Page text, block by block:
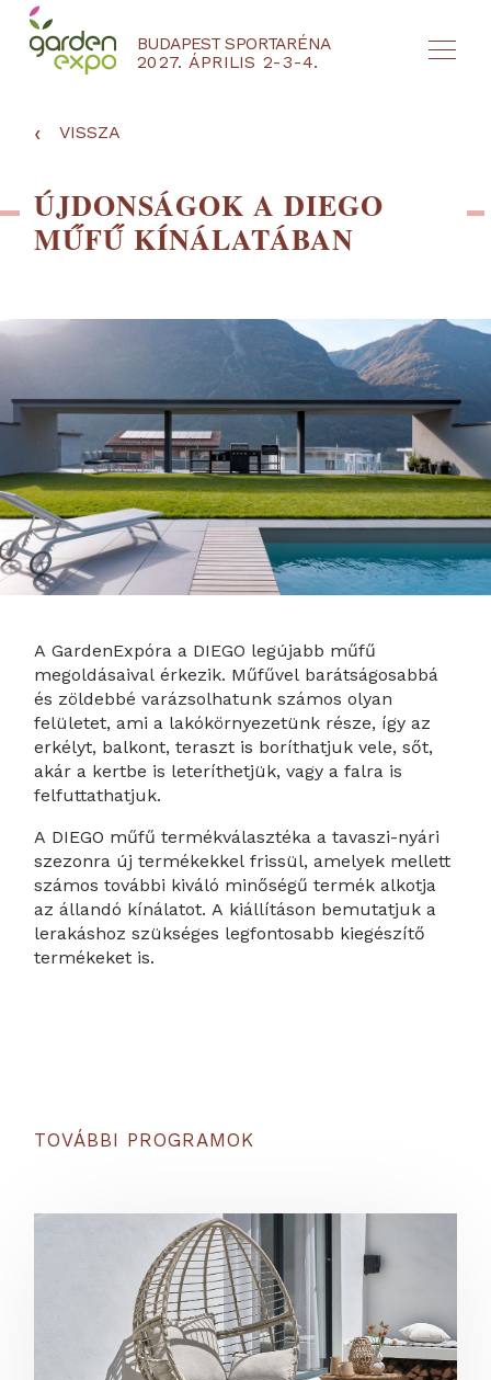
BUDAPEST SPORTARÉNA
2027. ÁPRILIS 2-3-4.
NYEREMÉNYJÁTÉK / REGISZTRÁCIÓ
‹ VISSZA
ÚJDONSÁGOK A DIEGO
MŰFŰ KÍNÁLATÁBAN
A GardenExpóra a DIEGO legújabb műfű
megoldásaival érkezik. Műfűvel barátságosabbá
és zöldebbé varázsolhatunk számos olyan
felületet, ami a lakókörnyezetünk része, így az
erkélyt, balkont, teraszt is boríthatjuk vele, sőt,
akár a kertbe is leteríthetjük, vagy a falra is
felfuttathatjuk.
A DIEGO műfű termékválasztéka a tavaszi-nyári
szezonra új termékekkel frissül, amelyek mellett
számos további kiváló minőségű termék alkotja
az állandó kínálatot. A kiállításon bemutatjuk a
lerakáshoz szükséges legfontosabb kiegészítő
termékeket is.
TOVÁBBI PROGRAMOK